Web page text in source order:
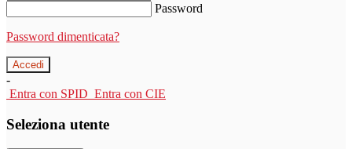
Password
Password dimenticata?
-
Entra con SPID Entra con CIE
Seleziona utente